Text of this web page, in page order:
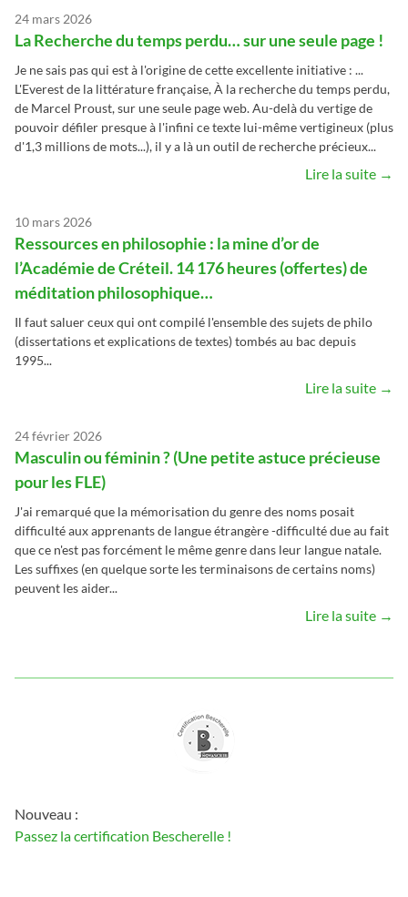
24 mars 2026
La Recherche du temps perdu… sur une seule page !
Je ne sais pas qui est à l'origine de cette excellente initiative : ...
L'Everest de la littérature française, À la recherche du temps perdu,
de Marcel Proust, sur une seule page web. Au-delà du vertige de
pouvoir défiler presque à l'infini ce texte lui-même vertigineux (plus
d'1,3 millions de mots...), il y a là un outil de recherche précieux...
Lire la suite →
10 mars 2026
Ressources en philosophie : la mine d’or de
l’Académie de Créteil. 14 176 heures (offertes) de
méditation philosophique…
Il faut saluer ceux qui ont compilé l'ensemble des sujets de philo
(dissertations et explications de textes) tombés au bac depuis
1995...
Lire la suite →
24 février 2026
Masculin ou féminin ? (Une petite astuce précieuse
pour les FLE)
J'ai remarqué que la mémorisation du genre des noms posait
difficulté aux apprenants de langue étrangère -difficulté due au fait
que ce n'est pas forcément le même genre dans leur langue natale.
Les suffixes (en quelque sorte les terminaisons de certains noms)
peuvent les aider...
Lire la suite →
Nouveau :
Passez la certification Bescherelle !